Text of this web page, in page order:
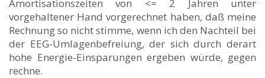
Amortisationszeiten von <= 2 Jahren unter
vorgehaltener Hand vorgerechnet haben, daß meine
Rechnung so nicht stimme, wenn ich den Nachteil bei
der EEG-Umlagenbefreiung, der sich durch derart
hohe Energie-Einsparungen ergeben würde, gegen
rechne.